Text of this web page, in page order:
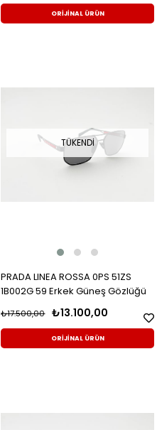
ORİJİNAL ÜRÜN
TÜKENDI
PRADA LINEA ROSSA 0PS 51ZS
1B002G 59 Erkek Güneş Gözlüğü
₺13.100,00
₺17.500,00
ORİJİNAL ÜRÜN